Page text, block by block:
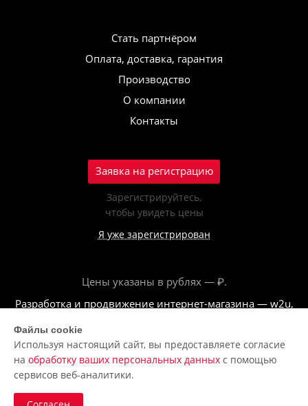
Стать партнёром
Оплата, доставка, гарантия
Производство
О компании
Контакты
Заявка на регистрацию
Зарегистрируйтесь,
чтобы увидеть цены
Я уже зарегистрирован
Цены указаны в рублях — ₽.
Разработка и продвижение интернет-магазина — w2u,
© ООО «Полар центр», 2026
Пользовательское соглашение
Политика обработки персональных данных
Файлы cookie
Используя настоящий сайт, вы предоставляете согласие
на обработку ваших персональных данных с помощью
сервисов веб-аналитики.